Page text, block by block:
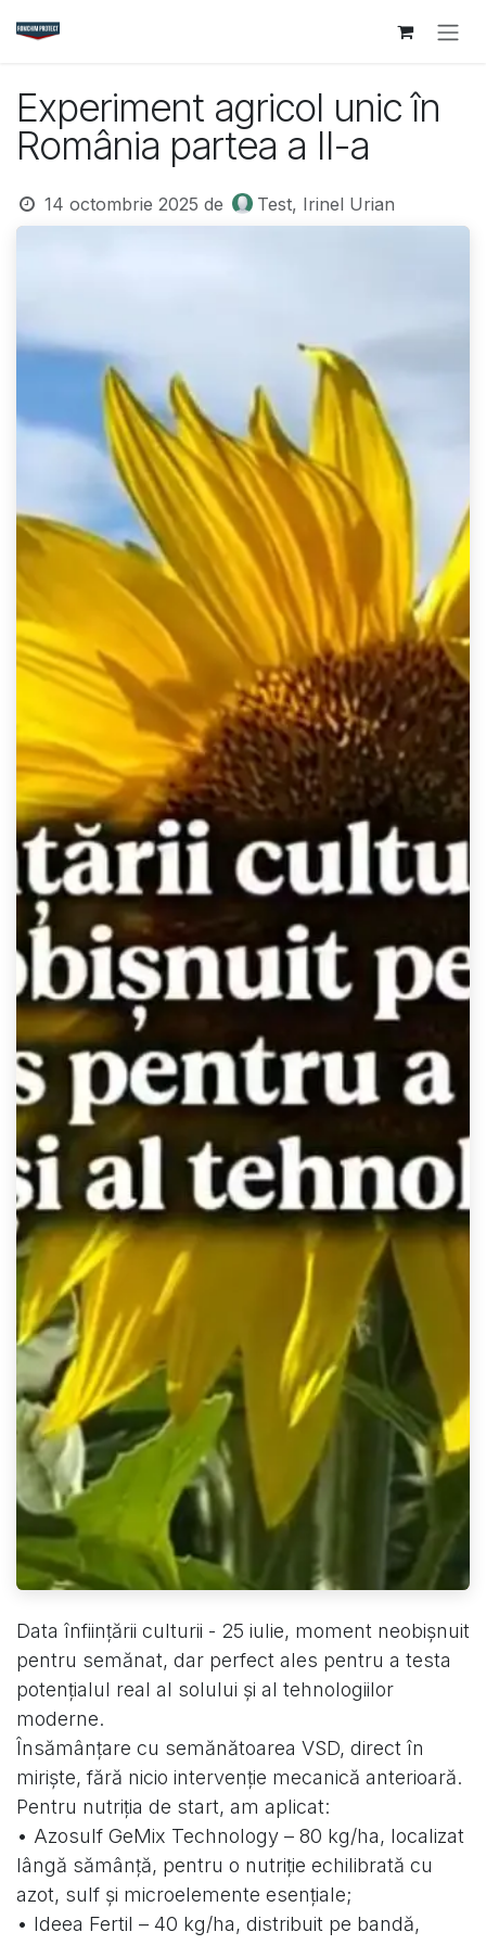
Experiment agricol unic în
România partea a II-a
14 octombrie 2025 de Test, Irinel Urian
Data înființării culturii - 25 iulie, moment neobișnuit
pentru semănat, dar perfect ales pentru a testa
potențialul real al solului și al tehnologiilor
moderne.
Însămânțare cu semănătoarea VSD, direct în
miriște, fără nicio intervenție mecanică anterioară.
Pentru nutriția de start, am aplicat:
• Azosulf GeMix Technology – 80 kg/ha, localizat
lângă sămânță, pentru o nutriție echilibrată cu
azot, sulf și microelemente esențiale;
• Ideea Fertil – 40 kg/ha, distribuit pe bandă,